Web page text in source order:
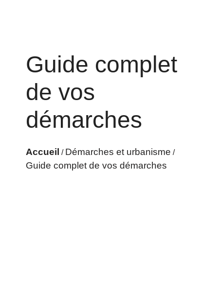
Guide complet
de vos
démarches
Accueil / Démarches et urbanisme /
Guide complet de vos démarches